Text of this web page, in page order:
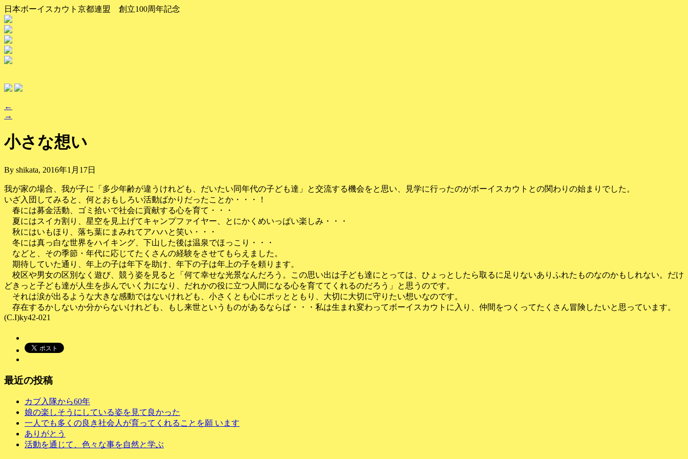
日本ボーイスカウト京都連盟 創立100周年記念
←
→
小さな想い
By shikata, 2016年1月17日
我が家の場合、我が子に「多少年齢が違うけれども、だいたい同年代の子ども達」と交流する機会をと思い、見学に行ったのがボーイスカウトとの関わりの始まりでした。
いざ入団してみると、何とおもしろい活動ばかりだったことか・・・！
春には募金活動、ゴミ拾いで社会に貢献する心を育て・・・
夏にはスイカ割り、星空を見上げてキャンプファイヤー、とにかくめいっぱい楽しみ・・・
秋にはいもほり、落ち葉にまみれてアハハと笑い・・・
冬には真っ白な世界をハイキング、下山した後は温泉でほっこり・・・
などと、その季節・年代に応じてたくさんの経験をさせてもらえました。
期待していた通り、年上の子は年下を助け、年下の子は年上の子を頼ります。
校区や男女の区別なく遊び、競う姿を見ると「何て幸せな光景なんだろう。この思い出は子ども達にとっては、ひょっとしたら取るに足りないありふれたものなのかもしれない。だけ
どきっと子ども達が人生を歩んでいく力になり、だれかの役に立つ人間になる心を育ててくれるのだろう」と思うのです。
それは涙が出るような大きな感動ではないけれども、小さくとも心にポッとともり、大切に大切に守りたい想いなのです。
存在するかしないか分からないけれども、もし来世というものがあるならば・・・私は生まれ変わってボーイスカウトに入り、仲間をつくってたくさん冒険したいと思っています。
(C.I)ky42-021
最近の投稿
カブ入隊から60年
娘の楽しそうにしている姿を見て良かった
一人でも多くの良き社会人が育ってくれることを願 います
ありがとう
活動を通じて、色々な事を自然と学ぶ